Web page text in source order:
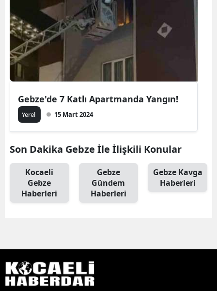
Gebze'de 7 Katlı Apartmanda Yangın!
Yerel 15 Mart 2024
Son Dakika Gebze İle İlişkili Konular
Kocaeli
Gebze
Haberleri
Gebze
Gündem
Haberleri
Gebze Kavga
Haberleri